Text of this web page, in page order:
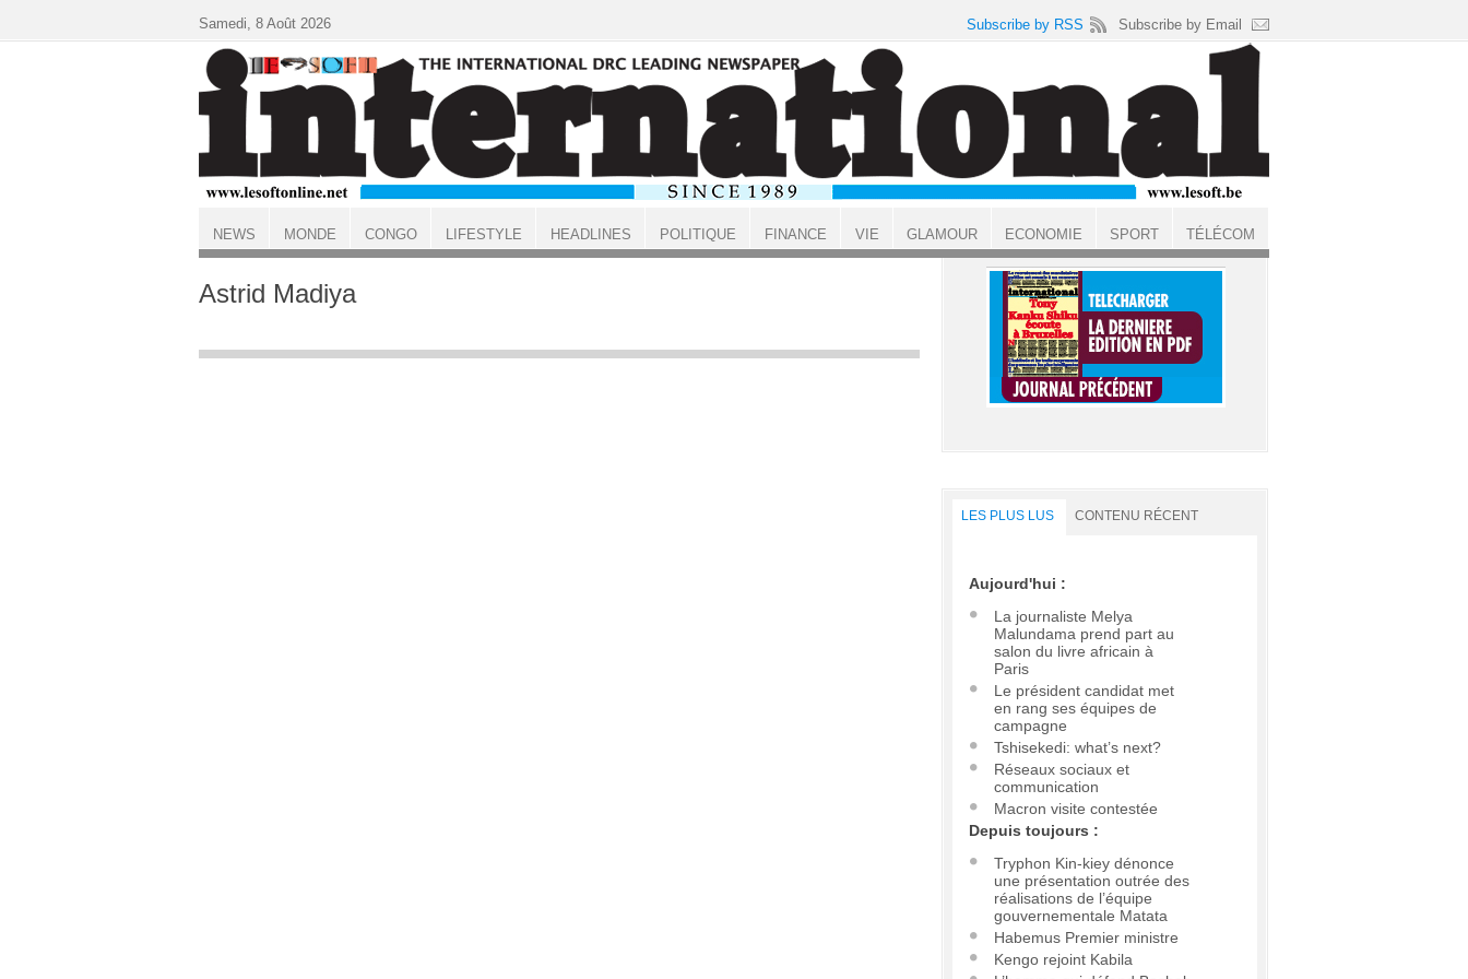
ACCUEIL
Astrid Madiya
LES PLUS LUS CONTENU RÉCENT
Aujourd'hui :
La journaliste Melya
Malundama prend part au
salon du livre africain à
Paris
Le président candidat met
en rang ses équipes de
campagne
Tshisekedi: what’s next?
Réseaux sociaux et
communication
Macron visite contestée
Depuis toujours :
Tryphon Kin-kiey dénonce
une présentation outrée des
réalisations de l’équipe
gouvernementale Matata
Habemus Premier ministre
Kengo rejoint Kabila
Samedi, 8 Août 2026 Subscribe by RSS Subscribe by Email
NEWS MONDE CONGO LIFESTYLE HEADLINES POLITIQUE FINANCE VIE GLAMOUR ECONOMIE SPORT TÉLÉCOM